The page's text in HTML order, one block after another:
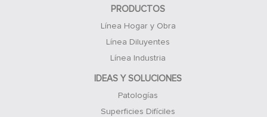
PRODUCTOS
Línea Hogar y Obra
Línea Diluyentes
Línea Industria
IDEAS Y SOLUCIONES
Patologías
Superficies Difíciles